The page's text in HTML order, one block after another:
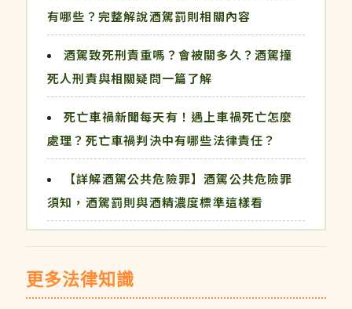
有哪些？完整解說酒駕罰則相關內容
酒駕致死刑責重嗎？會被關多久？酒駕撞
死人刑責與相關疑問一篇了解
死亡車禍新聞每天有！遇上車禍死亡怎麼
處理？死亡車禍判決中有哪些法律責任？
【詳解酒駕公共危險罪】酒駕公共危險罪
須知，酒駕罰則與酒精濃度標準這樣看
更多法律知識